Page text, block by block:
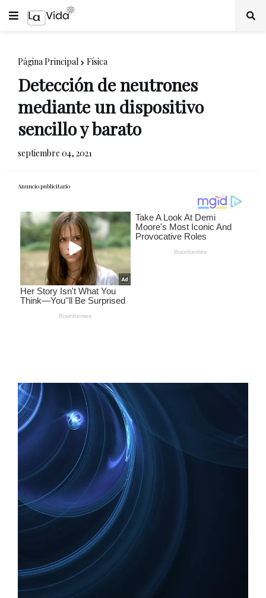
Página Principal Física
Detección de neutrones
mediante un dispositivo
sencillo y barato
septiembre 04, 2021
Anuncio publicitario